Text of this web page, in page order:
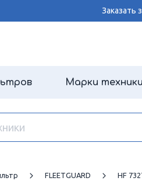
Заказать
Марки техники
FLEETGUARD HF